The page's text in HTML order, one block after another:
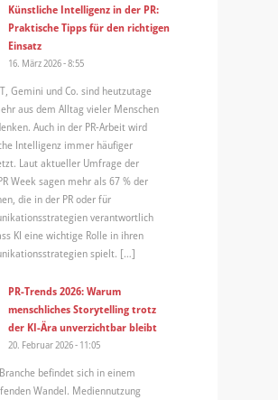
Künstliche Intelligenz in der PR:
Praktische Tipps für den richtigen
Einsatz
16. März 2026 - 8:55
Gemini und Co. sind heutzutage
aus dem Alltag vieler Menschen
Auch in der PR-Arbeit wird
Intelligenz immer häufiger
Laut aktueller Umfrage der
Week sagen mehr als 67 % der
die in der PR oder für
verantwortlich
KI eine wichtige Rolle in ihren
spielt. […]
PR-Trends 2026: Warum
menschliches Storytelling trotz
der KI-Ära unverzichtbar bleibt
20. Februar 2026 - 11:05
befindet sich in einem
Wandel. Mediennutzung